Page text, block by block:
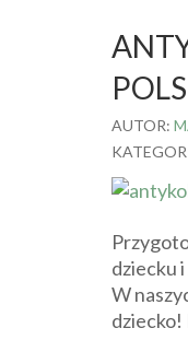
AUTOR:
dziecku
W